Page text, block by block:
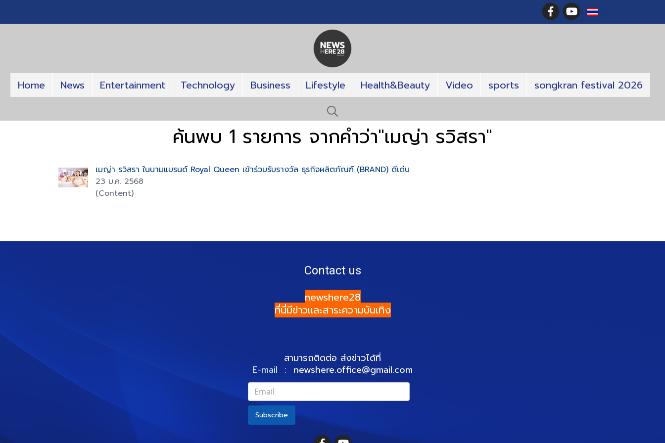
TH
Home News Entertainment Technology Business Lifestyle Health&Beauty Video sports songkran festival 2026
ค้นพบ 1 รายการ จากคำว่า"เมญ่า รวิสรา"
เมญ่า รวิสรา ในนามแบรนด์ Royal Queen เข้าร่วมรับรางวัล ธุรกิจผลิตภัณฑ์ (BRAND) ดีเด่น
23 ม.ค. 2568
(Content)
Contact us
newshere28
ที่นี่มีข่าวและสาระความบันเทิง
สามารถติดต่อ ส่งข่าวได้ที่
E-mail : newshere.office@gmail.com
Subscribe